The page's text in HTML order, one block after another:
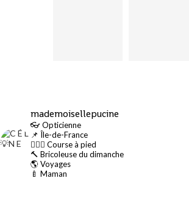
mademoisellepucine
👓 Opticienne
📌 Île-de-France
🏃🏻‍♀️ Course à pied
🔨 Bricoleuse du dimanche
🌎 Voyages
🍼 Maman